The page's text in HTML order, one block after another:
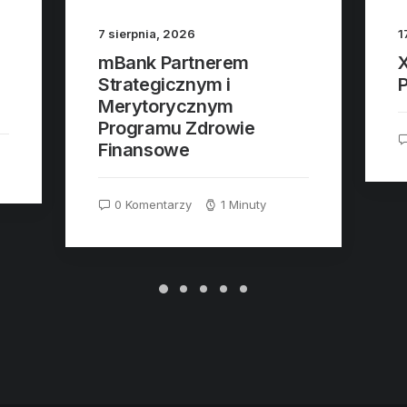
7 sierpnia, 2026
mBank Partnerem
Strategicznym i
Merytorycznym
Programu Zdrowie
Finansowe
0 Komentarzy 1 Minuty